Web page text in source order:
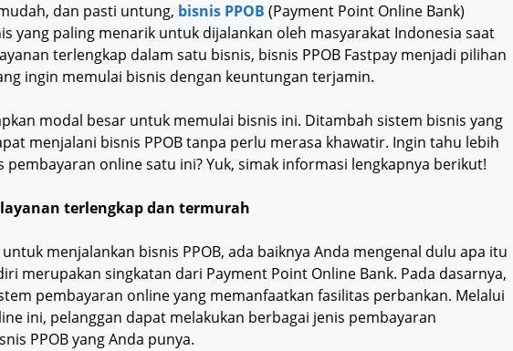
dan pasti untung, bisnis PPOB (Payment Point Online Bank)
yang paling menarik untuk dijalankan oleh masyarakat Indonesia saat
terlengkap dalam satu bisnis, bisnis PPOB Fastpay menjadi pilihan
ingin memulai bisnis dengan keuntungan terjamin.
modal besar untuk memulai bisnis ini. Ditambah sistem bisnis yang
menjalani bisnis PPOB tanpa perlu merasa khawatir. Ingin tahu lebih
pembayaran online satu ini? Yuk, simak informasi lengkapnya berikut!
layanan terlengkap dan termurah
menjalankan bisnis PPOB, ada baiknya Anda mengenal dulu apa itu
merupakan singkatan dari Payment Point Online Bank. Pada dasarnya,
pembayaran online yang memanfaatkan fasilitas perbankan. Melalui
ini, pelanggan dapat melakukan berbagai jenis pembayaran
PPOB yang Anda punya.